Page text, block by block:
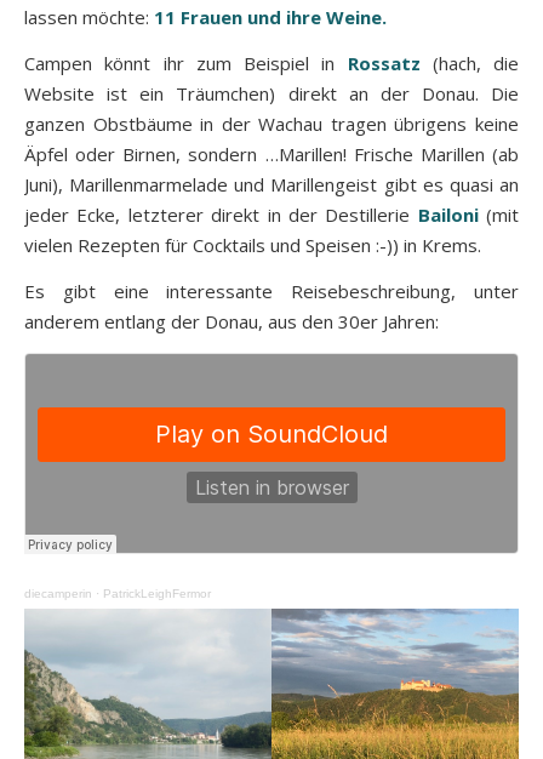
lassen möchte: 11 Frauen und ihre Weine.
Campen könnt ihr zum Beispiel in Rossatz (hach, die
Website ist ein Träumchen) direkt an der Donau. Die
ganzen Obstbäume in der Wachau tragen übrigens keine
Äpfel oder Birnen, sondern …Marillen! Frische Marillen (ab
Juni), Marillenmarmelade und Marillengeist gibt es quasi an
jeder Ecke, letzterer direkt in der Destillerie Bailoni(mit
vielen Rezepten für Cocktails und Speisen :-)) in Krems.
Es gibt eine interessante Reisebeschreibung, unter
anderem entlang der Donau, aus den 30er Jahren:
diecamperin · PatrickLeighFermor